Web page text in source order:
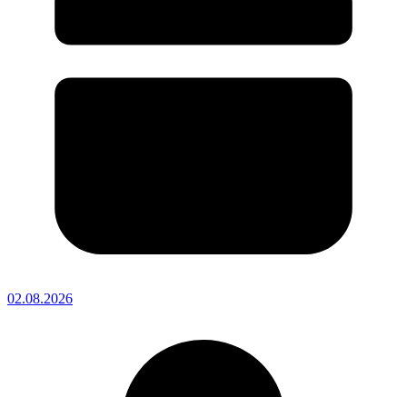
02.08.2026